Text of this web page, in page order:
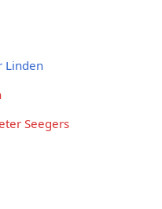
Linden
Seegers